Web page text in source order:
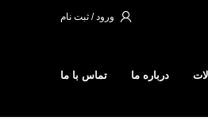
ورود / ثبت نام
درباره ما تماس با ما